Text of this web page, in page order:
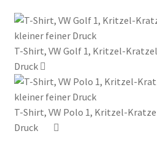
T-Shirt, VW Golf 1, Kritzel-
Druck
T-Shirt, VW Polo 1, Kritzel-
Druck